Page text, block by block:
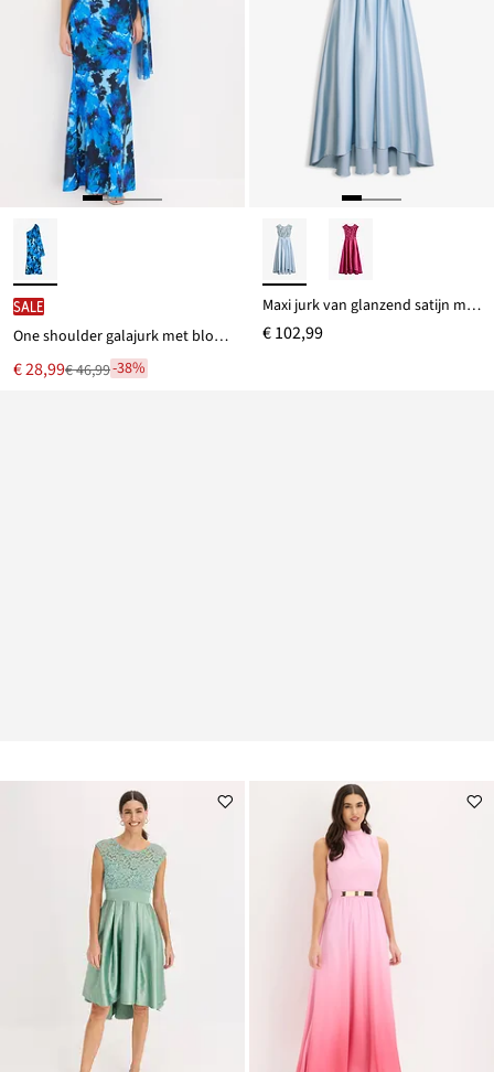
SALE
One shoulder galajurk met bloemenapplicatie
Nu
voor
€ 28,99
Van € 46,99-38%
Maxi jurk van glanzend satijn met pailletten
€ 102,99